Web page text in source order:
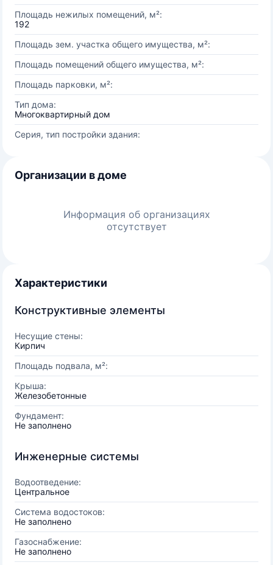
Площадь нежилых помещений, м²:
192
Площадь зем. участка общего имущества, м²:
Площадь помещений общего имущества, м²:
Площадь парковки, м²:
Тип дома:
Многоквартирный дом
Серия, тип постройки здания:
Организации в доме
Информация об организациях
отсутствует
Характеристики
Конструктивные элементы
Несущие стены:
Кирпич
Площадь подвала, м²:
Крыша:
Железобетонные
Фундамент:
Не заполнено
Инженерные системы
Водоотведение:
Центральное
Система водостоков:
Не заполнено
Газоснабжение:
Не заполнено